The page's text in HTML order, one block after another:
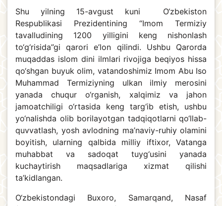
Shu yilning 15-avgust kuni O‘zbekiston
Respublikasi Prezidentining “Imom Termiziy
tavalludining 1200 yilligini keng nishonlash
to‘g‘risida”gi qarori e’lon qilindi. Ushbu Qarorda
muqaddas islom dini ilmlari rivojiga beqiyos hissa
qo‘shgan buyuk olim, vatandoshimiz Imom Abu Iso
Muhammad Termiziyning ulkan ilmiy merosini
yanada chuqur o‘rganish, xalqimiz va jahon
jamoatchiligi o‘rtasida keng targ‘ib etish, ushbu
yo‘nalishda olib borilayotgan tadqiqotlarni qo‘llab-
quvvatlash, yosh avlodning ma’naviy-ruhiy olamini
boyitish, ularning qalbida milliy iftixor, Vatanga
muhabbat va sadoqat tuyg‘usini yanada
kuchaytirish maqsadlariga xizmat qilishi
ta’kidlangan.
O‘zbekistondagi Buxoro, Samarqand, Nasaf